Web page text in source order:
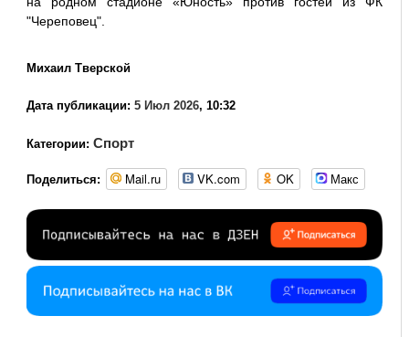
"Череповец".
Михаил Тверской
Дата публикации: 5 Июл 2026, 10:32
Категории: Спорт
Поделиться: Mail.ru VK.com OK Макс